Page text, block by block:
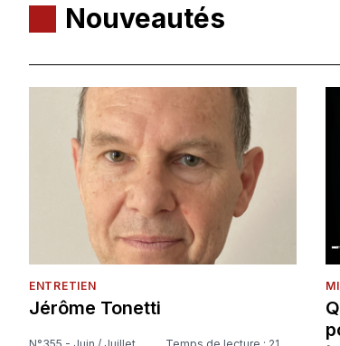
Nouveautés
ENTRETIEN
Jérôme Tonetti